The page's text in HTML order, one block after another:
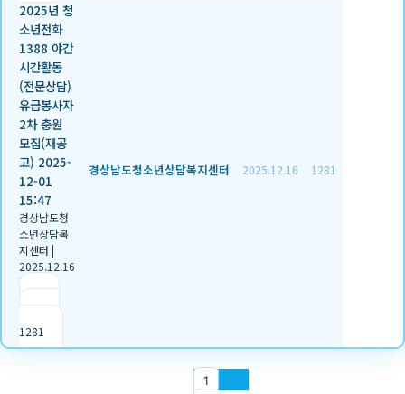
2025년 청
소년전화
1388 야간
시간활동
(전문상담)
유급봉사자
2차 충원
모집(재공
고) 2025-
12-01
15:47
경상남도청
소년상담복
지센터 |
2025.12.16
|
1281
경상남도청소년상담복지센터 2025.12.16 1281
1